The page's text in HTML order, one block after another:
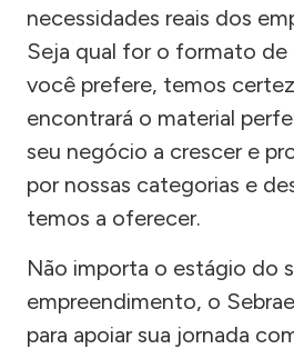
necessidades reais dos
Seja qual for o formato
você prefere, temos
encontrará o material
seu negócio a crescer e
por nossas categorias e
temos a oferecer.
Não importa o estágio do
empreendimento, o
para apoiar sua jornada